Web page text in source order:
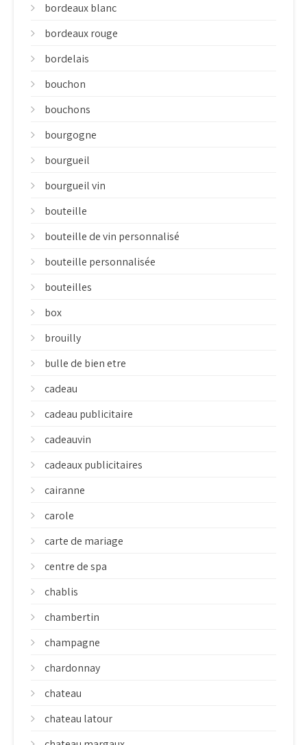
bordeaux blanc
bordeaux rouge
bordelais
bouchon
bouchons
bourgogne
bourgueil
bourgueil vin
bouteille
bouteille de vin personnalisé
bouteille personnalisée
bouteilles
box
brouilly
bulle de bien etre
cadeau
cadeau publicitaire
cadeauvin
cadeaux publicitaires
cairanne
carole
carte de mariage
centre de spa
chablis
chambertin
champagne
chardonnay
chateau
chateau latour